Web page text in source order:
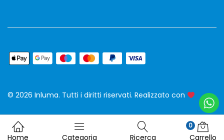
© 2026 Inluma. Tutti i diritti riservati. Realizzato con siw
Home Categoria Ricerca
0
Carrello